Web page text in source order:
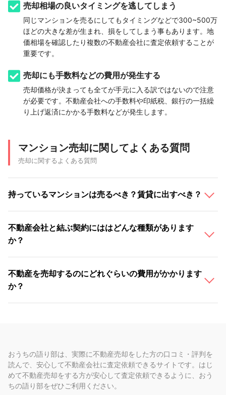
売却相場の良いタイミングを逃してしまう
同じマンションを売るにしてもタイミングなどで300~500万
ほどの大きな差が生まれ、損をしてしまう事もあります。地
価相場を確認したり複数の不動産会社に査定依頼することが
重要です。
売却にも手数料などの費用が発生する
売却価格が決まっても全てが手元に入る訳ではないので注意
が必要です。不動産会社への手数料や印紙税、銀行の一括繰
り上げ返済にかかる手数料などが発生します。
マンション売却に関してよくある質問
売却に関するよくある質問
持っているマンションは売るべき？賃貸に出すべき？
不動産会社と結ぶ契約にははどんな種類があります
か？
不動産を売却するのにどれぐらいの費用がかかります
か？
おうちの語り部は、実際に不動産売却をした方の口コミ・評判を
読んで、安心して不動産会社に査定依頼できるサイトです。はじ
めて不動産売却をする方が安心して査定依頼できるように、おう
ちの語り部をぜひご利用ください。